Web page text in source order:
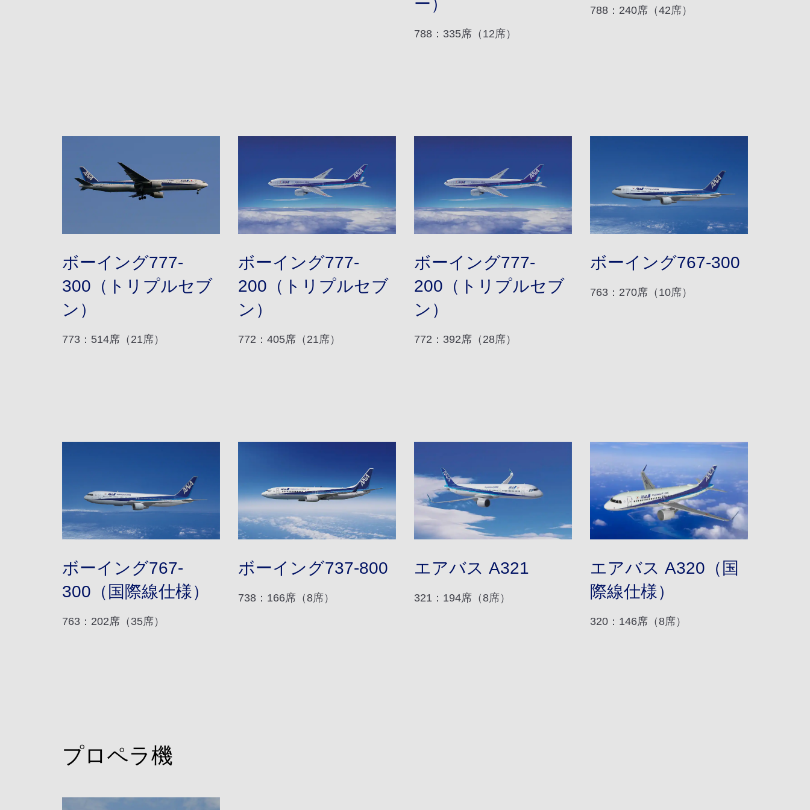
ー）
788：335席（12席）
788：240席（42席）
ボーイング777-
300（トリプルセブ
ン）
773：514席（21席）
ボーイング777-
200（トリプルセブ
ン）
772：405席（21席）
ボーイング777-
200（トリプルセブ
ン）
772：392席（28席）
ボーイング767-300
763：270席（10席）
ボーイング767-
300（国際線仕様）
763：202席（35席）
ボーイング737-800
738：166席（8席）
エアバス A321
321：194席（8席）
エアバス A320（国
際線仕様）
320：146席（8席）
プロペラ機